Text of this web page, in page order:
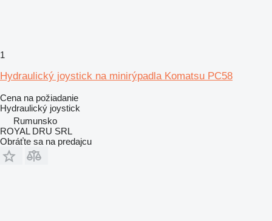
1
Hydraulický joystick na minirýpadla Komatsu PC58
Cena na požiadanie
Hydraulický joystick
Rumunsko
ROYAL DRU SRL
Obráťte sa na predajcu